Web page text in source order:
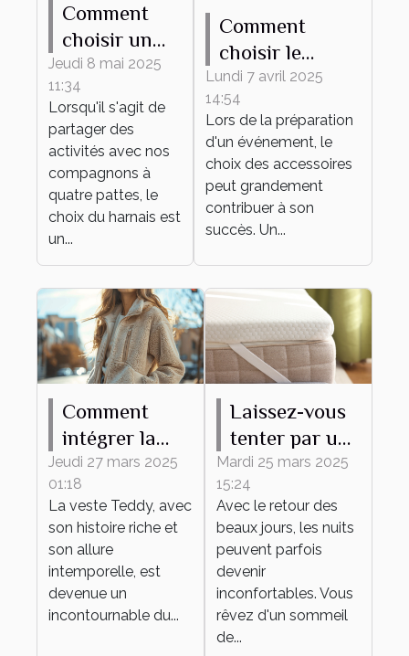
Comment
choisir un
harnais
adapté à
différentes
activités
canines
Jeudi 8 mai 2025
11:34
Lorsqu'il s'agit de
partager des
activités avec nos
compagnons à
quatre pattes, le
choix du harnais est
un...
Comment
choisir le
bracelet
personnalisable
parfait pour
votre
événement
Lundi 7 avril 2025
14:54
Lors de la préparation
d'un événement, le
choix des accessoires
peut grandement
contribuer à son
succès. Un...
Comment
intégrer la
veste Teddy
dans des
tenues
quotidiennes
Jeudi 27 mars 2025
01:18
La veste Teddy, avec
son histoire riche et
son allure
intemporelle, est
devenue un
incontournable du...
Laissez-vous
tenter par un
surmatelas en
laine mérinos,
même en été !
Mardi 25 mars 2025
15:24
Avec le retour des
beaux jours, les nuits
peuvent parfois
devenir
inconfortables. Vous
rêvez d'un sommeil
de...